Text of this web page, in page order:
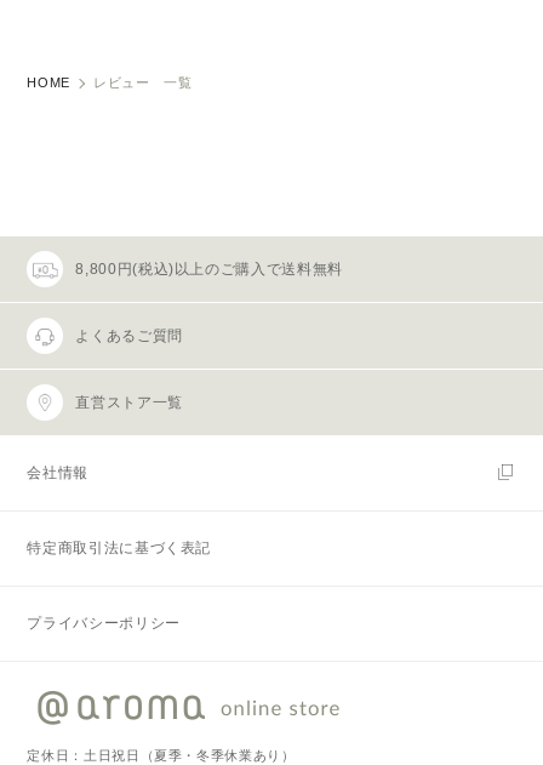
HOME レビュー 一覧
8,800円(税込)以上のご購入で送料無料
よくあるご質問
直営ストア一覧
会社情報
特定商取引法に基づく表記
プライバシーポリシー
定休日：土日祝日（夏季・冬季休業あり）